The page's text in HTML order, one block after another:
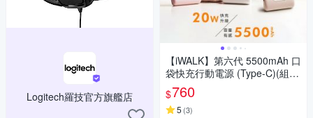
Logitech羅技官方旗艦店
【iWALK】第六代 5500mAh 口
袋快充行動電源 (Type-C)(組
合)
$760
5 (3)